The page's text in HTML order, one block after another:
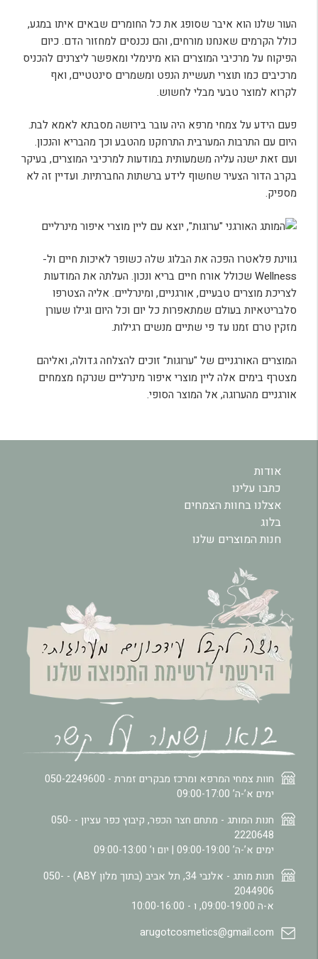
העור שלנו הוא איבר שסופג את כל החומרים שבאים איתו במגע,
כולל הקרמים שאנחנו מורחים, והם נכנסים למחזור הדם. כיום
הפיקוח על מרכיבי המוצרים הוא מינימלי ומאפשר ליצרנים להכניס
מרכיבים כמו תוצרי תעשיית הנפט ומשמרים סינטטיים, ואף
לקרוא למוצר טבעי מבלי לחשוש.
פעם הידע על צמחי מרפא היה עובר בירושה מסבתא לאמא לבת.
היום עם התרבות המערבית התרחקנו מהטבע וכך מהבריא והנכון.
ועם זאת ישנה עליה משמעותית במודעות למרכיבי המוצרים, בעיקר
בקרב הדור הצעיר שחשוף לידע ברשתות החברתיות. ועדיין זה לא
מספיק.
גווינת פלאטרו הפכה את הבלוג שלה כשופר לאיכות חיים ול-
Wellness שכולל אורח חיים בריא ונכון. העלתה את המודעות
לצריכת מוצרים טבעיים, אורגניים, ומינרליים. אליה הצטרפו
סלבריטאיות בעולם שמתאפרות כל יום וכל היום וגילו שעורן
מזקין טרם זמנו עד פי שתיים מנשים רגילות.
המוצרים האורגניים של "ערוגות" זוכים להצלחה גדולה, ואליהם
מצטרף בימים אלה ליין מוצרי איפור מינרליים שנרקח מצמחים
אורגניים מהערוגה, אל המוצר הסופי.
חוות צמחי המרפא ומרכז מבקרים זמרת - 050-2249600
ימים א’-ה’ 09:00-17:00
חנות המותג - מתחם חצר הכפר, קיבוץ כפר עציון - 050-
2220648
ימים א’-ה’ 09:00-19:00 | יום ו’ 09:00-13:00
חנות מותג - אלנבי 34, תל אביב (בתוך מלון ABY) -
050-
2044906
א-ה 09:00-19:00, ו - 10:00-16:00
arugotcosmetics@gmail.com
אודות
כתבו עלינו
אצלנו בחוות הצמחים
בלוג
חנות המוצרים שלנו